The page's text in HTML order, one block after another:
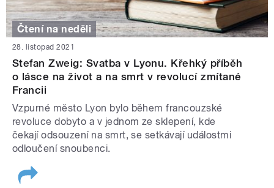
Čtení na neděli
28. listopad 2021
Stefan Zweig: Svatba v Lyonu. Křehký příběh
o lásce na život a na smrt v revolucí zmítané
Francii
Vzpurné město Lyon bylo během francouzské
revoluce dobyto a v jednom ze sklepení, kde
čekají odsouzení na smrt, se setkávají událostmi
odloučení snoubenci.